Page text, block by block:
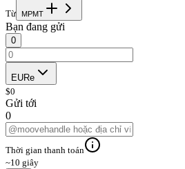
Từ MPMT
Bạn đang gửi
0
EURe
$0
Gửi tới
0
Thời gian thanh toán
~10 giây